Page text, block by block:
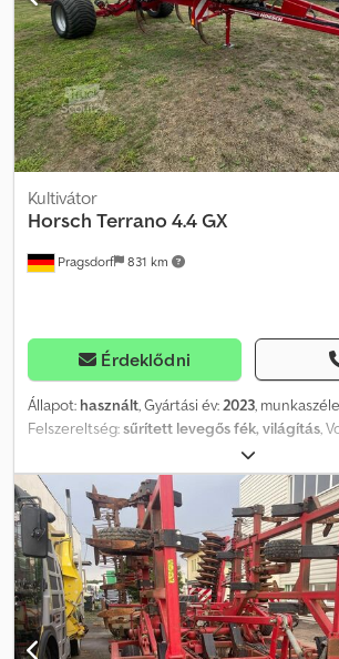
Pragsdorf 831 km
Kultivátor
Horsch Terrano 4.4 GX
Érdeklődni
Állapot: használt, Gyártási év:2023,
Felszereltség:sűrített levegős fék, világítás,
hidraulikusan összecsukható, kővédelemmel
-kerékkel rendelkező alváz, hidraulikusan
támasztókerékek, dupla tárcsafék, nagy
egyengető tárcsák, rugós hengersor, 40 km/
Dedpfx Aezth Dbja Djck